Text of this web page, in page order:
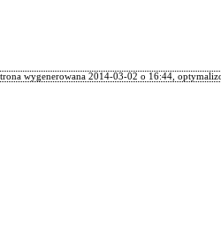
wygenerowana 2014-03-02 o 16:44,